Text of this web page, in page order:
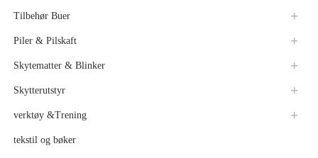
Tilbehør Buer
Piler & Pilskaft
Skytematter & Blinker
Skytterutstyr
verktøy &Trening
tekstil og bøker